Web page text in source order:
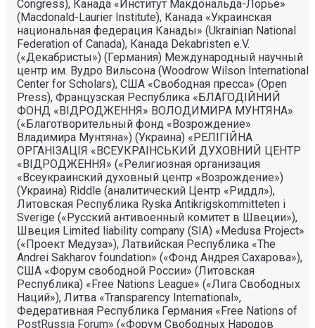
Congress), Канада «Институт Макдональда-Лорье»
(Macdonald-Laurier Institute), Канада «Украинская
национальная федерация Канады» (Ukrainian National
Federation of Canada), Канада Dekabristen e.V.
(«Декабристы») (Германия) Международный научный
центр им. Вудро Вильсона (Woodrow Wilson International
Center for Scholars), США «Свободная пресса» (Open
Press), Французская Республика «БЛАГОДIЙНИЙ
ФОНД «ВIДРОДЖЕННЯ» ВОЛОДИМИРА МУНТЯНА»
(«Благотворительный фонд «Возрождение»
Владимира Мунтяна») (Украина) «РЕЛIГIЙНА
ОРГАНIЗАЦIЯ «ВСЕУКРАIНСЬКИЙ ДУХОВНИЙ ЦЕНТР
«ВIДРОДЖЕННЯ» («Религиозная организация
«Всеукраинский духовный центр «Возрождение»)
(Украина) Riddle (аналитический Центр «Риддл»),
Литовская Республика Ryska Antikrigskommitteten i
Sverige («Русский антивоенный комитет в Швеции»),
Швеция Limited liability company (SIA) «Medusa Project»
(«Проект Медуза»), Латвийская Республика «The
Andrei Sakharov foundation» («Фонд Андрея Сахарова»),
США «Форум свободной России» (Литовская
Республика) «Free Nations League» («Лига Свободных
Наций»), Литва «Transparеncy International»,
Федеративная Республика Германия «Free Nations of
PostRussia Forum» («Форум Свободных Народов